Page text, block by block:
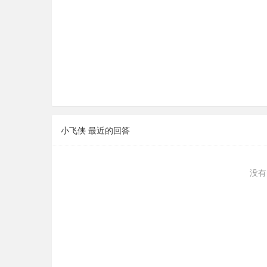
小飞侠 最近的回答
没